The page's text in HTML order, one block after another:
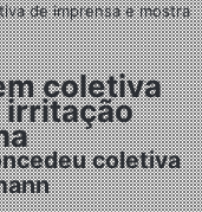
de imprensa e mostra
coletiva
irritação
coletiva